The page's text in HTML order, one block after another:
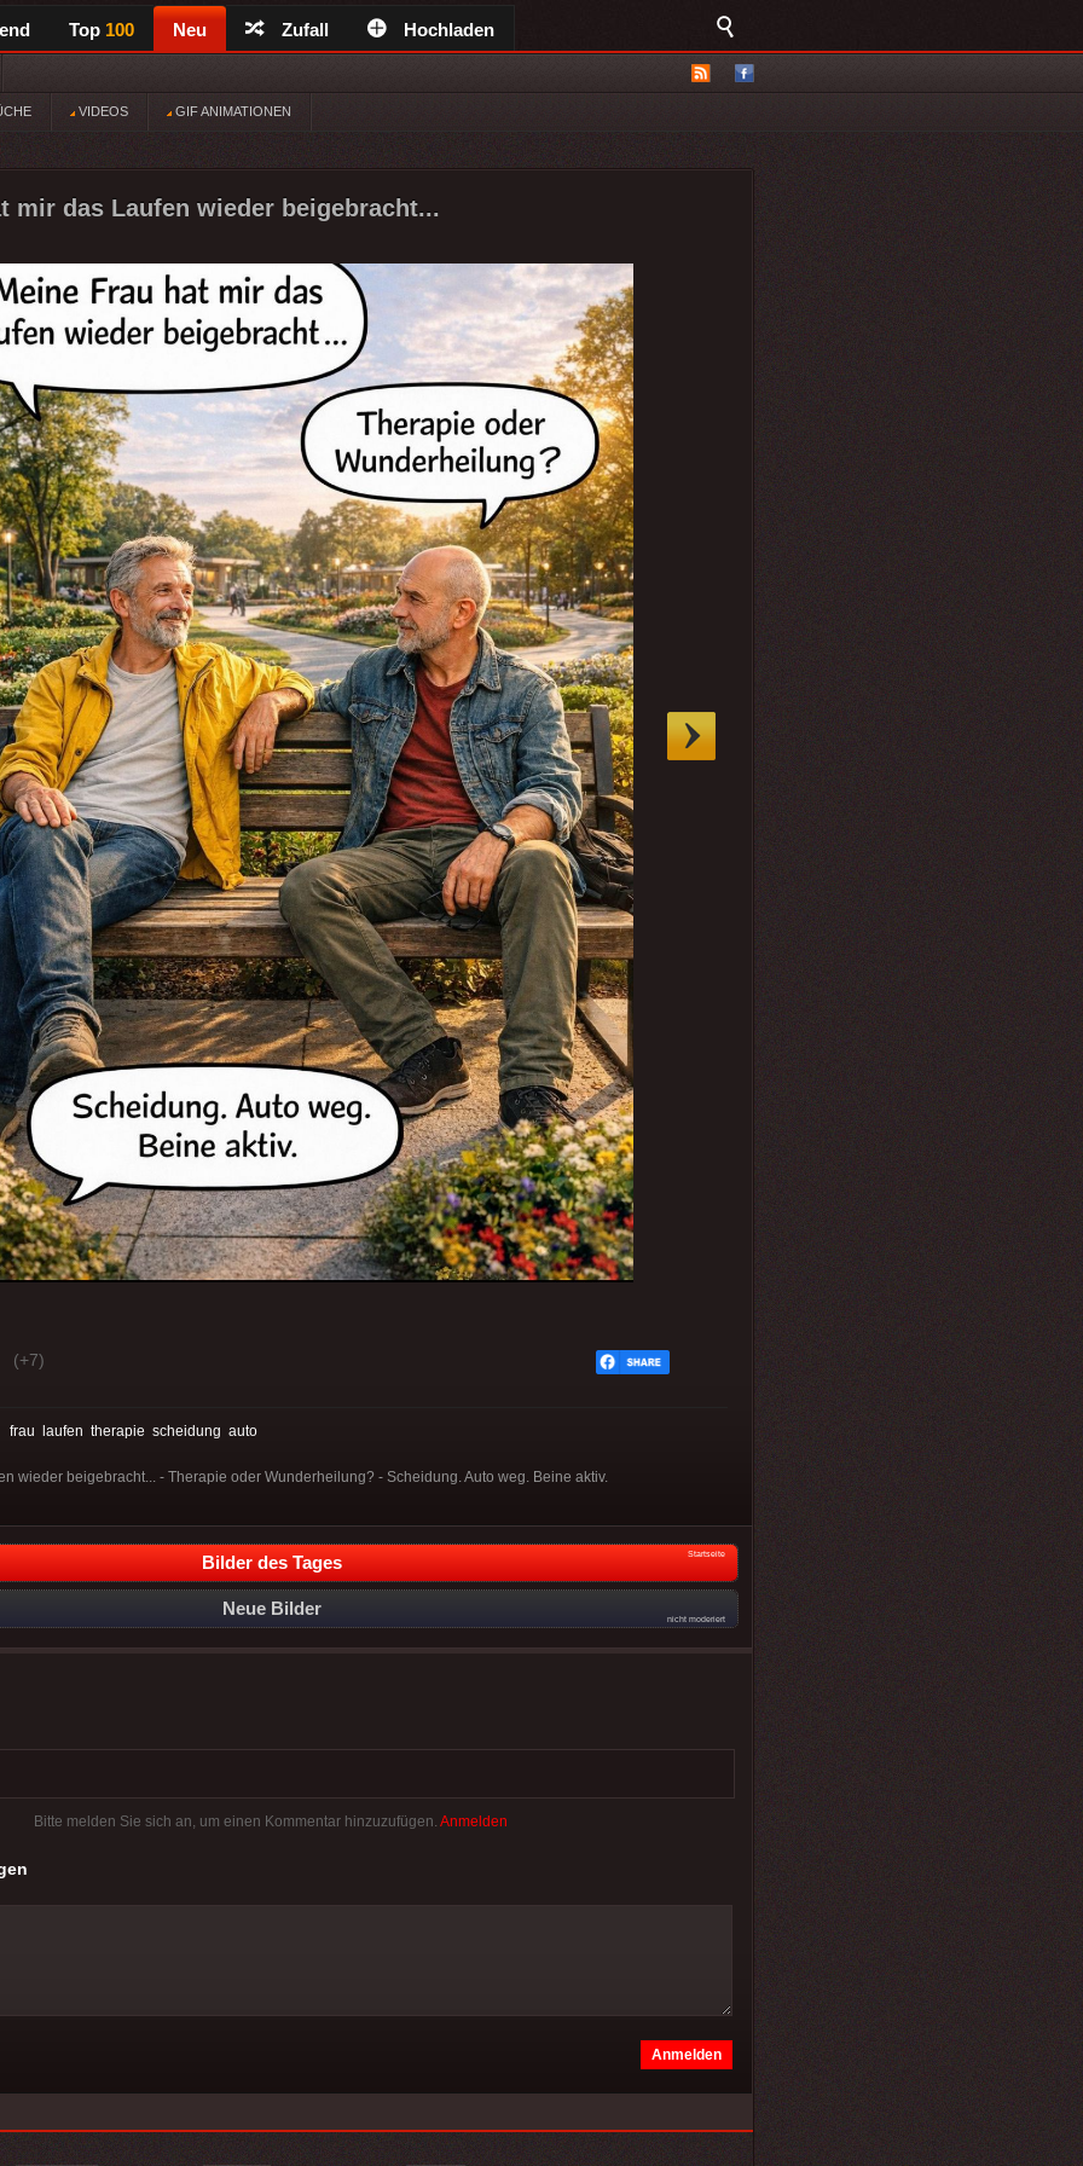
Top 100 Neu Zufall Hochladen
VIDEOS GIF ANIMATIONEN
mir das Laufen wieder beigebracht...
(+7)
frau laufen therapie scheidung auto
wieder beigebracht... - Therapie oder Wunderheilung? - Scheidung. Auto weg. Beine aktiv.
Bilder des Tages Startseite
Neue Bilder
nicht moderiert
Bitte melden Sie sich an, um einen Kommentar hinzuzufügen. Anmelden